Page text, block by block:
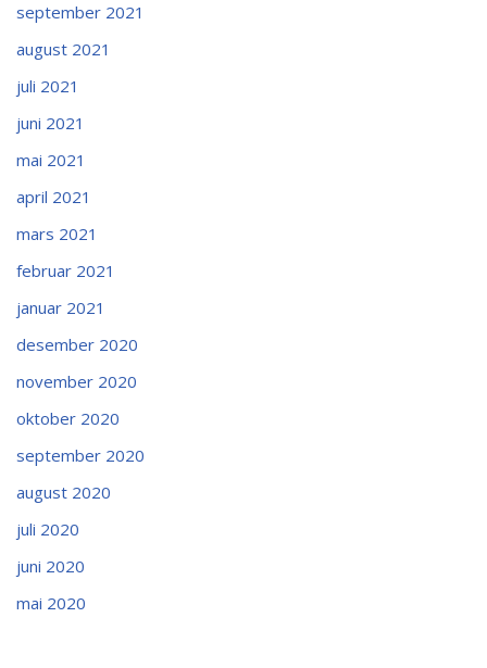
september 2021
august 2021
juli 2021
juni 2021
mai 2021
april 2021
mars 2021
februar 2021
januar 2021
desember 2020
november 2020
oktober 2020
september 2020
august 2020
juli 2020
juni 2020
mai 2020